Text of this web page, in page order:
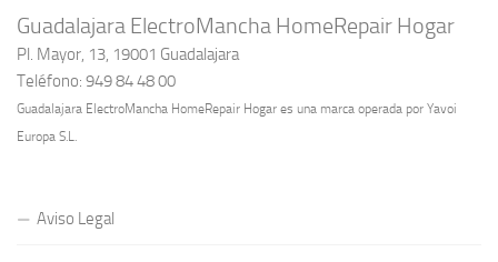
Guadalajara ElectroMancha HomeRepair Hogar
Pl. Mayor, 13, 19001 Guadalajara
Teléfono: 949 84 48 00
Guadalajara ElectroMancha HomeRepair Hogar es una marca operada por Yavoi
Europa S.L.
Aviso Legal